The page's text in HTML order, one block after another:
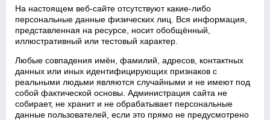
На настоящем веб‑сайте отсутствуют какие‑либо
персональные данные физических лиц. Вся информация,
представленная на ресурсе, носит обобщённый,
иллюстративный или тестовый характер.
Любые совпадения имён, фамилий, адресов, контактных
данных или иных идентифицирующих признаков с
реальными людьми являются случайными и не имеют под
собой фактической основы. Администрация сайта не
собирает, не хранит и не обрабатывает персональные
данные пользователей, если это прямо не предусмотрено